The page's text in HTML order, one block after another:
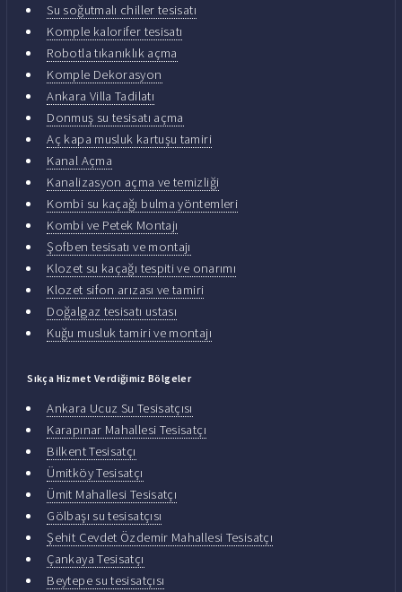
Su soğutmalı chiller tesisatı
Komple kalorifer tesisatı
Robotla tıkanıklık açma
Komple Dekorasyon
Ankara Villa Tadilatı
Donmuş su tesisatı açma
Aç kapa musluk kartuşu tamiri
Kanal Açma
Kanalizasyon açma ve temizliği
Kombi su kaçağı bulma yöntemleri
Kombi ve Petek Montajı
Şofben tesisatı ve montajı
Klozet su kaçağı tespiti ve onarımı
Klozet sifon arızası ve tamiri
Doğalgaz tesisatı ustası
Kuğu musluk tamiri ve montajı
Sıkça Hizmet Verdiğimiz Bölgeler
Ankara Ucuz Su Tesisatçısı
Karapınar Mahallesi Tesisatçı
Bilkent Tesisatçı
Ümitköy Tesisatçı
Ümit Mahallesi Tesisatçı
Gölbaşı su tesisatçısı
Şehit Cevdet Özdemir Mahallesi Tesisatçı
Çankaya Tesisatçı
Beytepe su tesisatçısı